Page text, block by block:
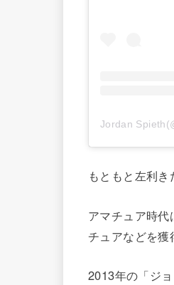
Jordan
もともと左利
アマチュア時
チュアなどを
2013年の「ジ